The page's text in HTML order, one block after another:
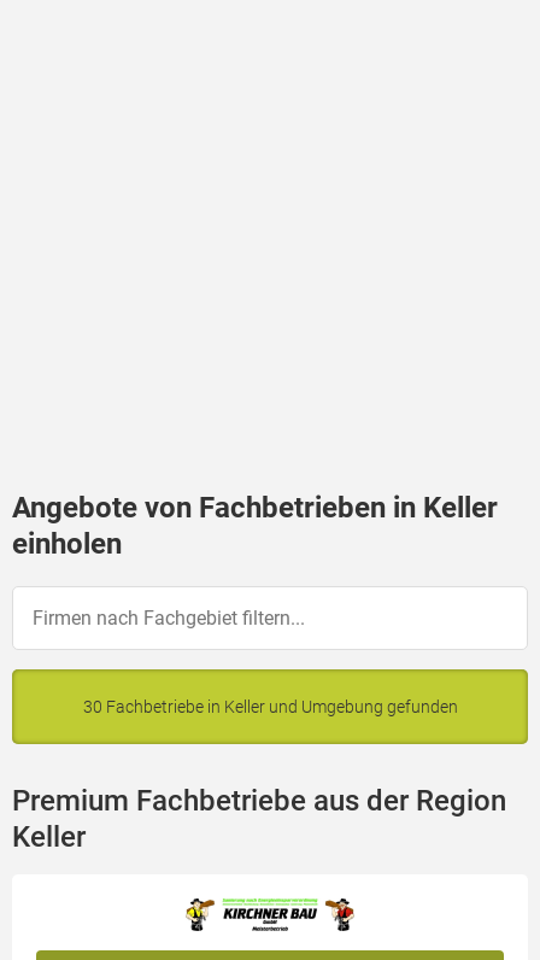
Angebote von Fachbetrieben in Keller
einholen
30 Fachbetriebe in Keller und Umgebung gefunden
Premium Fachbetriebe aus der Region
Keller